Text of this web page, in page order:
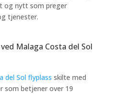
og nytt som preger
tjenester.
Malaga Costa del Sol
del Sol flyplass skilte med
som betjener over 19